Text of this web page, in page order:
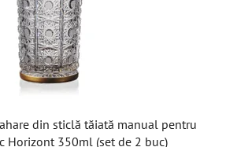
din sticlă tăiată manual pentru
Horizont 350ml (set de 2 buc)